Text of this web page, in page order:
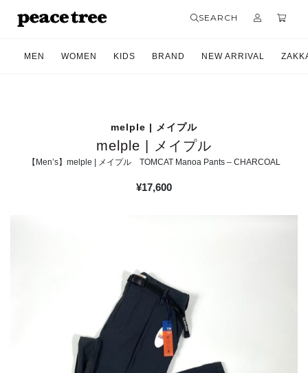
SEARCH
MEN WOMEN KIDS BRAND NEW ARRIVAL
melple | メイプル
melple | メイプル
【Men’s】melple | メイプル TOMCAT Manoa Pants – CHARCOAL
¥17,600